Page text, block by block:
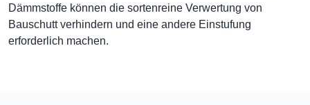
Dämmstoffe können die sortenreine Verwertung von
Bauschutt verhindern und eine andere Einstufung
erforderlich machen.